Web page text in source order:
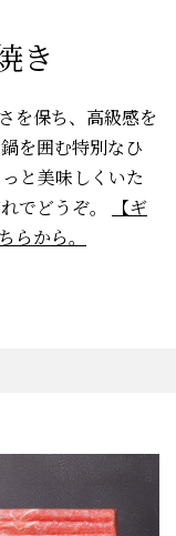
き
を保ち、高級感を
を囲む特別なひ
と美味しくいた
でどうぞ。
【ギ
らから。